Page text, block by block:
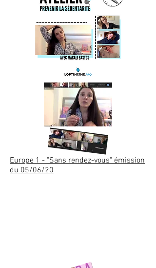
Europe 1 - "Sans rendez-vous" émission
du 05/06/20